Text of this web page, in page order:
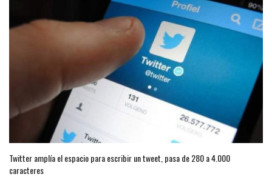
Twitter amplía el espacio para escribir un tweet, pasa de 280 a 4.000
caracteres